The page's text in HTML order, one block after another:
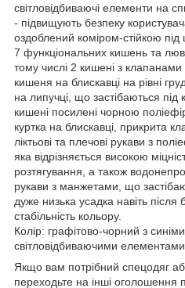
світловідбиваючі елементи на
- підвищують безпеку
оздоблений коміром-стійкою під
7 функціональних кишень та
тому числі 2 кишені з клапанами
кишеня на блискавці на рівні
на липучці, що застібаються під
кишені посилені чорною
куртка на блискавці, прикрита
ліктьові та плечові рукави з
яка відрізняється високою
розтягування, а також
рукави з манжетами, що
дуже низька усадка навіть після
стабільність кольору.
Колір: графітово-чорний з
світловідбиваючими елементами.
Якщо вам потрібний спецодяг
переходьте на інші оголошення